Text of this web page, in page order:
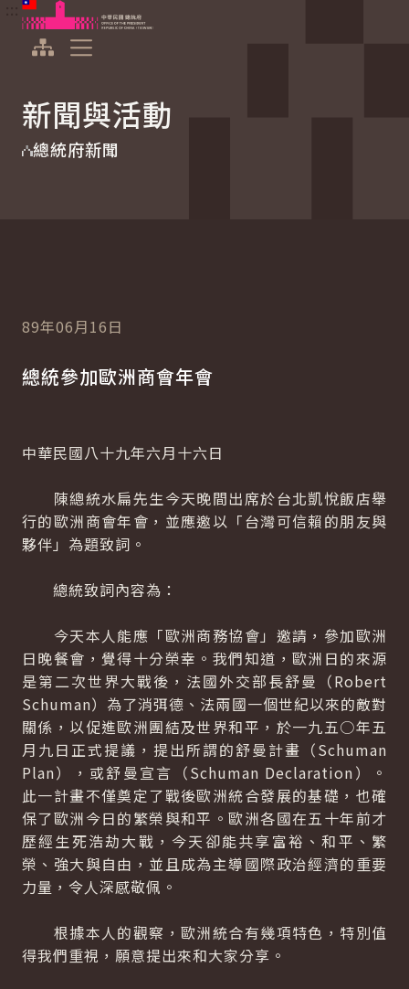
跳到主要內容
中華民國總統府
新聞與活動
總統府新聞
89年06月16日
總統參加歐洲商會年會
中華民國八十九年六月十六日
陳總統水扁先生今天晚間出席於台北凱悅飯店舉
行的歐洲商會年會，並應邀以「台灣可信賴的朋友與
夥伴」為題致詞。
總統致詞內容為：
今天本人能應「歐洲商務協會」邀請，參加歐洲
日晚餐會，覺得十分榮幸。我們知道，歐洲日的來源
是第二次世界大戰後，法國外交部長舒曼（Robert
Schuman）為了消弭德、法兩國一個世紀以來的敵對
關係，以促進歐洲團結及世界和平，於一九五○年五
月九日正式提議，提出所謂的舒曼計畫（Schuman
Plan），或舒曼宣言（Schuman Declaration）。
此一計畫不僅奠定了戰後歐洲統合發展的基礎，也確
保了歐洲今日的繁榮與和平。歐洲各國在五十年前才
歷經生死浩劫大戰，今天卻能共享富裕、和平、繁
榮、強大與自由，並且成為主導國際政治經濟的重要
力量，令人深感敬佩。
根據本人的觀察，歐洲統合有幾項特色，特別值
得我們重視，願意提出來和大家分享。